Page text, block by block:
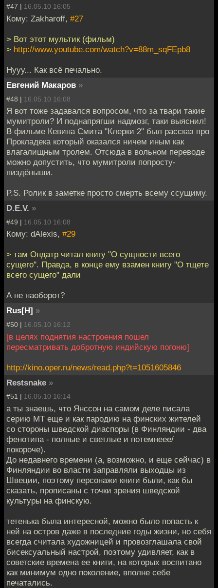
#47 | 16.05.10 16:05
Кому: Zakharoff, #27
> Вот этот мультик (фильм)
> http://www.youtube.com/watch?v=88m_sqFEpb8
Нууу... Как всё печально.
Евгений Макаров »
#48 | 16.05.10 16:08
Я вот тоже задавался вопросом, что за твари такие
мумитроли? И поднапрягши надмозг, таки выяснил!
В фильме Кевина Смита "Клерки 2" был рассказ про
Прокладека который оказался ничем иным как
влагалищным тролем. Отсюда в вольном переводе
можно допустить, что мумитроли попросту-
пиздёныши.
P.S. Ролик в заметке просто смерть всему ссущиму.
D.E.V. »
#49 | 16.05.10 16:08
Кому: dAlexis, #29
> там Ондатр читал книгу "О сущности всего
сущего". Правда, в конце ему взамен книгу "О тщете
всего сущего" дали
А не наоборот?
Rus[H] »
#50 | 16.05.10 16:12
[в целях поднятия настроения пошел
пересматривать добротную индийскую погоню]
http://kino.oper.ru/news/read.php?t=1051605846
Restsnake »
#51 | 16.05.10 16:14
а ты знаешь, что Янссон на самом деле писала
серию МТ еще и как пародию на финских жителей
со стороны шведской диаспоры (в Финляндии - два
фенотипа - полные и светлые и потемнеее/
покороче).
До недавнего времени (а, возможно, и еще сейчас) в
Финляндии во власти заправляли выходцы из
Швеции, поэтому персонажи книги были, как бы
сказать, прописаны с точки зрения шведской
культуры на финскую.
тетенька была интересной, можно было попасть к
ней на остров даже в последние годы жизни, но себя
всегда считала художницей и провозглашала свой
бисексуальный настрой, поэтому удивляет, как в
советские времена ее книги, на которых воспитано
как минимум одно поколение, вполне себе
печатались.